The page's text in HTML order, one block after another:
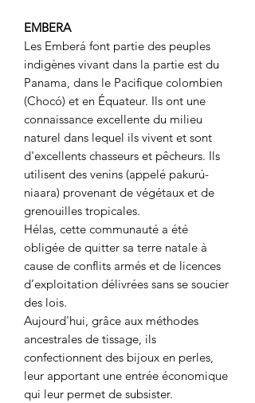
EMBERA
Les Emberá font partie des peuples
indigènes vivant dans la partie est du
Panama, dans le Pacifique colombien
(Chocó) et en Équateur. Ils ont une
connaissance excellente du milieu
naturel dans lequel ils vivent et sont
d'excellents chasseurs et pêcheurs. Ils
utilisent des venins (appelé pakurú-
niaara) provenant de végétaux et de
grenouilles tropicales.
Hélas, cette communauté a été
obligée de quitter sa terre natale à
cause de conflits armés et de licences
d’exploitation délivrées sans se soucier
des lois.
Aujourd'hui, grâce aux méthodes
ancestrales de tissage, ils
confectionnent des bijoux en perles,
leur apportant une entrée économique
qui leur permet de subsister.